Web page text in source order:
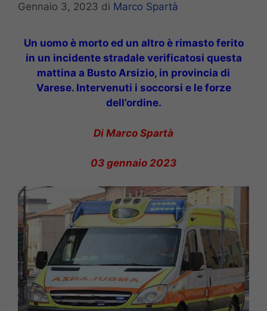
Gennaio 3, 2023 di Marco Spartà
Un uomo è morto ed un altro è rimasto ferito
in un incidente stradale verificatosi questa
mattina a Busto Arsizio, in provincia di
Varese. Intervenuti i soccorsi e le forze
dell’ordine.
Di Marco Spartà
03 gennaio 2023